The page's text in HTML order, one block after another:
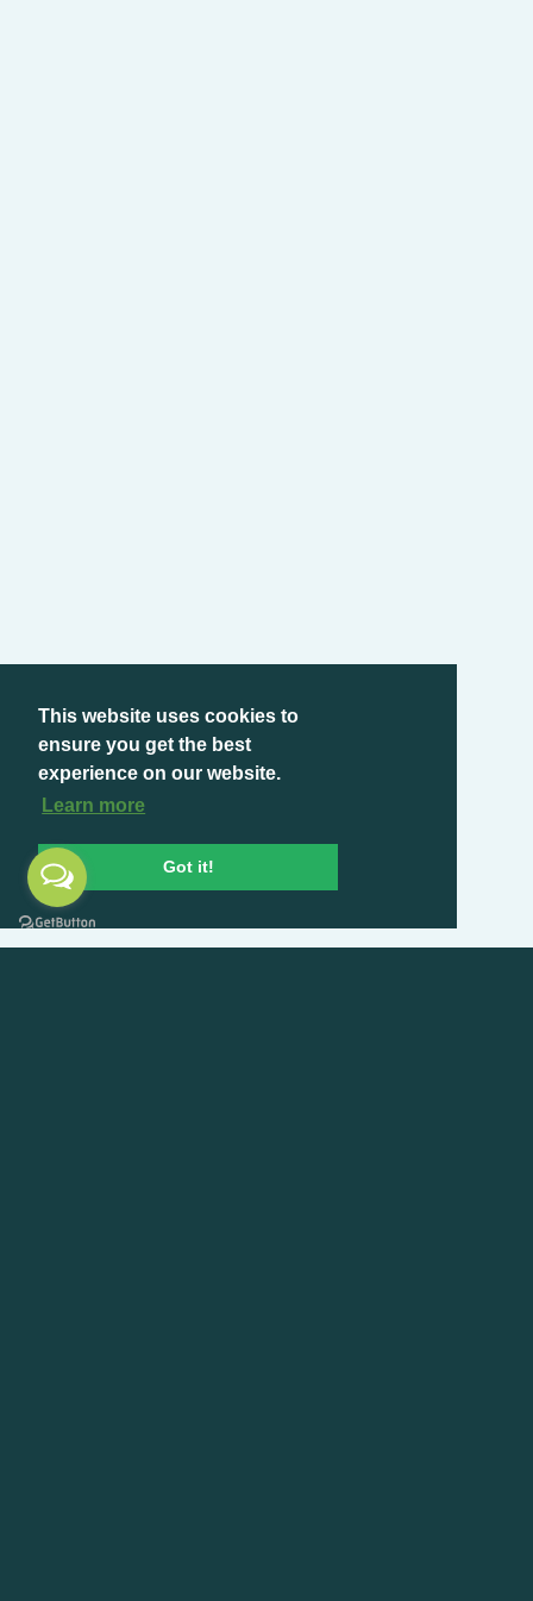
This website uses cookies to
ensure you get the best
experience on our website.
Learn more
Got it!